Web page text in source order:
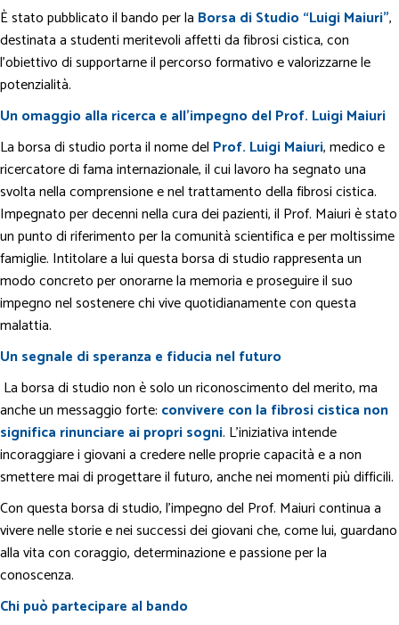
È stato pubblicato il bando per la Borsa di Studio “Luigi Maiuri”,
destinata a studenti meritevoli affetti da fibrosi cistica, con
l’obiettivo di supportarne il percorso formativo e valorizzarne le
potenzialità.
Un omaggio alla ricerca e all’impegno del Prof. Luigi Maiuri
La borsa di studio porta il nome del Prof. Luigi Maiuri, medico e
ricercatore di fama internazionale, il cui lavoro ha segnato una
svolta nella comprensione e nel trattamento della fibrosi cistica.
Impegnato per decenni nella cura dei pazienti, il Prof. Maiuri è stato
un punto di riferimento per la comunità scientifica e per moltissime
famiglie. Intitolare a lui questa borsa di studio rappresenta un
modo concreto per onorarne la memoria e proseguire il suo
impegno nel sostenere chi vive quotidianamente con questa
malattia.
Un segnale di speranza e fiducia nel futuro
La borsa di studio non è solo un riconoscimento del merito, ma
anche un messaggio forte: convivere con la fibrosi cistica non
significa rinunciare ai propri sogni. L’iniziativa intende
incoraggiare i giovani a credere nelle proprie capacità e a non
smettere mai di progettare il futuro, anche nei momenti più difficili.
Con questa borsa di studio, l’impegno del Prof. Maiuri continua a
vivere nelle storie e nei successi dei giovani che, come lui, guardano
alla vita con coraggio, determinazione e passione per la
conoscenza.
Chi può partecipare al bando